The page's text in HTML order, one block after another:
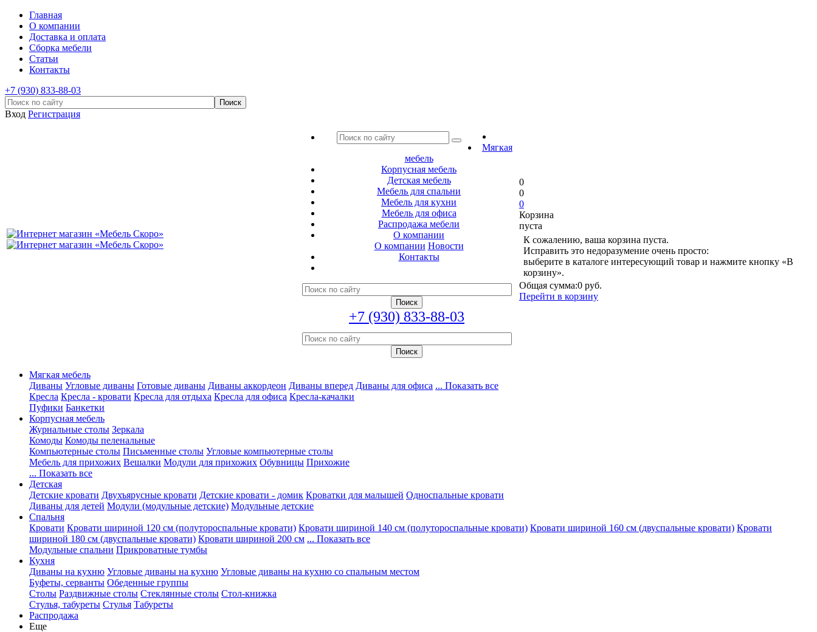
Главная
О компании
Доставка и оплата
Сборка мебели
Статьи
Контакты
+7 (930) 833-88-03
Вход Регистрация
Мягкая
мебель
Корпусная мебель
Детская мебель
Мебель для спальни
Мебель для кухни
Мебель для офиса
Распродажа мебели
О компании
О компании Новости
Контакты
+7 (930) 833-88-03
0
0
0
Корзина
пуста
К сожалению, ваша корзина пуста.
Исправить это недоразумение очень просто:
выберите в каталоге интересующий товар и нажмите кнопку «В
корзину».
Общая сумма:0 руб.
Перейти в корзину
Мягкая мебель
Диваны Угловые диваны Готовые диваны Диваны аккордеон Диваны вперед Диваны для офиса ... Показать все
Кресла Кресла - кровати Кресла для отдыха Кресла для офиса Кресла-качалки
Пуфики Банкетки
Корпусная мебель
Журнальные столы Зеркала
Комоды Комоды пеленальные
Компьютерные столы Письменные столы Угловые компьютерные столы
Мебель для прихожих Вешалки Модули для прихожих Обувницы Прихожие
... Показать все
Детская
Детские кровати Двухъярусные кровати Детские кровати - домик Кроватки для малышей Односпальные кровати
Диваны для детей Модули (модульные детские) Модульные детские
Спальня
Кровати Кровати шириной 120 см (полутороспальные кровати) Кровати шириной 140 см (полутороспальные кровати) Кровати шириной 160 см (двуспальные кровати) Кровати
шириной 180 см (двуспальные кровати) Кровати шириной 200 см ... Показать все
Модульные спальни Прикроватные тумбы
Кухня
Диваны на кухню Угловые диваны на кухню Угловые диваны на кухню со спальным местом
Буфеты, серванты Обеденные группы
Столы Раздвижные столы Стеклянные столы Стол-книжка
Стулья, табуреты Стулья Табуреты
Распродажа
Еще